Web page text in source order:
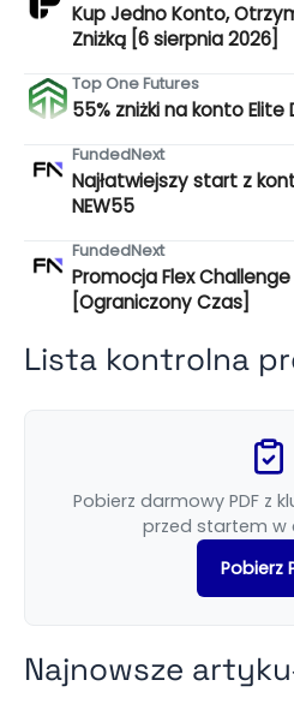
Kup Jedno Konto,
Zniżką [6 sierpnia 2026]
Top One Futures
55% zniżki na konto Elite
FundedNext
Najłatwiejszy start z
NEW55
FundedNext
Promocja Flex Challenge
[Ograniczony Czas]
Lista kontrolna
Pobierz darmowy PDF z
przed startem w
Pobierz
Najnowsze